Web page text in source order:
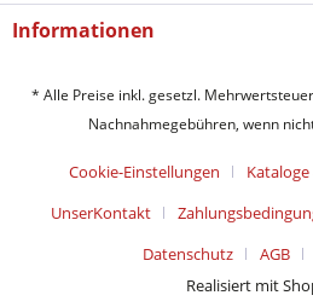
Informationen
* Alle Preise inkl. gesetzl.
Nachnahmegebühren, wenn
Cookie-Einstellungen
UnserKontakt
Datenschutz
AGB
Realisiert mit